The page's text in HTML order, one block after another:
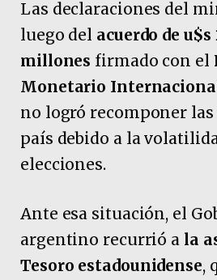
Las declaraciones del
luego del acuerdo de u$s
millones firmado con el
Monetario
no logró recomponer las
país debido a la
elecciones.
Ante esa situación, el
argentino recurrió a la
Tesoro estadounidense,